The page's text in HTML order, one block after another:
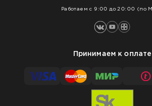
Работаем с 9:00 до 20:00 (по
Принимаем к оплате